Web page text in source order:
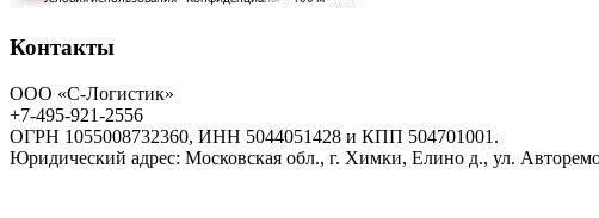
Контакты
ООО «С-Логистик»
+7-495-921-2556
ОГРН 1055008732360, ИНН 5044051428 и КПП 504701001.
Юридический адрес: Московская обл., г. Химки, Елино д., ул.